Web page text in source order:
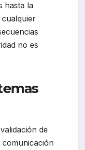
hasta la
cualquier
no es
de
comunicación